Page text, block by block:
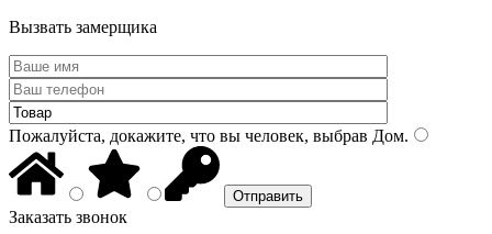
Вызвать замерщика
Пожалуйста, докажите, что вы человек, выбрав Дом.
Заказать звонок